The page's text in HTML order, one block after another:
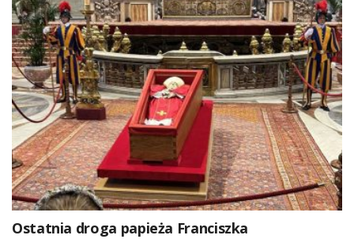
Ostatnia droga papieża Franciszka